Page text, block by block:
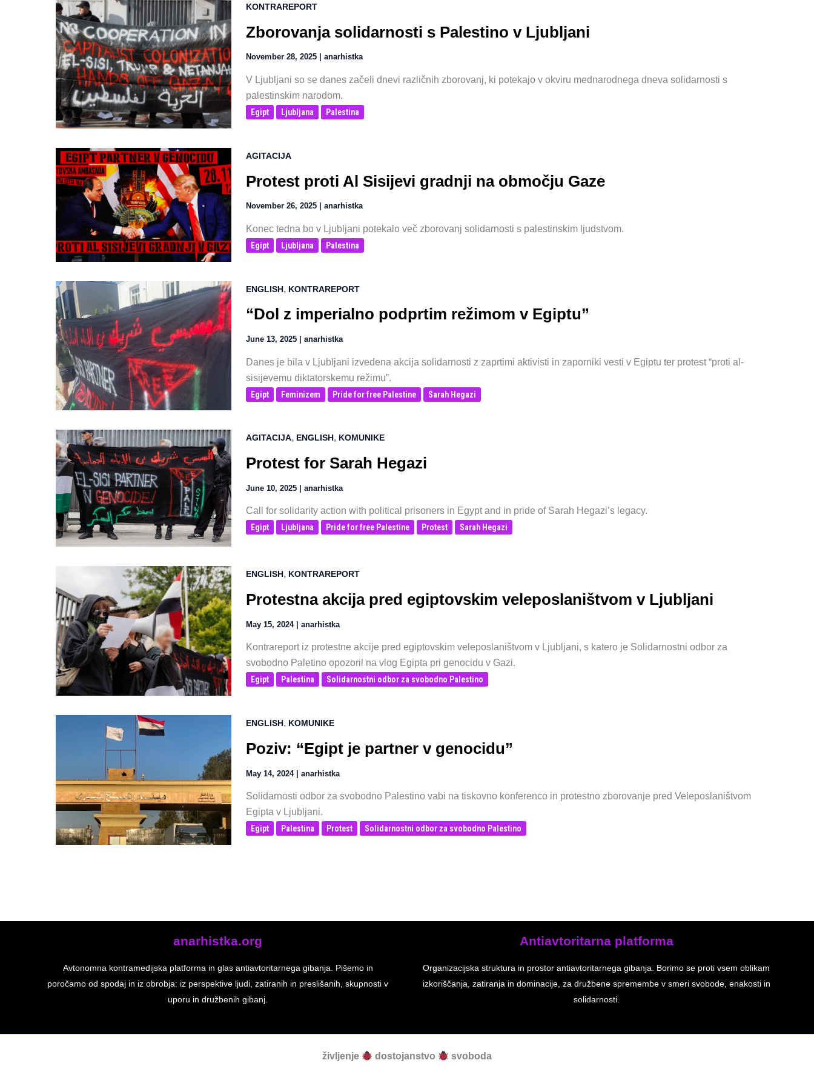
KONTRAREPORT
Zborovanja solidarnosti s Palestino v Ljubljani
November 28, 2025 anarhistka
V Ljubljani so se danes začeli dnevi različnih zborovanj, ki potekajo v okviru mednarodnega dneva solidarnosti s
palestinskim narodom.
Egipt Ljubljana Palestina
AGITACIJA
Protest proti Al Sisijevi gradnji na območju Gaze
November 26, 2025 anarhistka
Konec tedna bo v Ljubljani potekalo več zborovanj solidarnosti s palestinskim ljudstvom.
Egipt Ljubljana Palestina
ENGLISH, KONTRAREPORT
“Dol z imperialno podprtim režimom v Egiptu”
June 13, 2025 anarhistka
Danes je bila v Ljubljani izvedena akcija solidarnosti z zaprtimi aktivisti in zaporniki vesti v Egiptu ter protest “proti al-
sisijevemu diktatorskemu režimu”.
Egipt Feminizem Pride for free Palestine Sarah Hegazi
AGITACIJA, ENGLISH, KOMUNIKE
Protest for Sarah Hegazi
June 10, 2025 | anarhistka
Call for solidarity action with political prisoners in Egypt and in pride of Sarah Hegazi’s legacy.
Egipt Ljubljana Pride for free Palestine Protest Sarah Hegazi
ENGLISH, KONTRAREPORT
Protestna akcija pred egiptovskim veleposlaništvom v Ljubljani
May 15, 2024 anarhistka
Kontrareport iz protestne akcije pred egiptovskim veleposlaništvom v Ljubljani, s katero je Solidarnostni odbor za
svobodno Paletino opozoril na vlog Egipta pri genocidu v Gazi.
Egipt Palestina Solidarnostni odbor za svobodno Palestino
ENGLISH, KOMUNIKE
Poziv: “Egipt je partner v genocidu”
May 14, 2024 | anarhistka
Solidarnosti odbor za svobodno Palestino vabi na tiskovno konferenco in protestno zborovanje pred Veleposlaništvom
Egipta v Ljubljani.
Egipt Palestina Protest Solidarnostni odbor za svobodno Palestino
anarhistka.org
Avtonomna kontramedijska platforma in glas antiavtoritarnega gibanja. Pišemo in
poročamo od spodaj in iz obrobja: iz perspektive ljudi, zatiranih in preslišanih, skupnosti v
uporu in družbenih gibanj.
Antiavtoritarna platforma
Organizacijska struktura in prostor antiavtoritarnega gibanja. Borimo se proti vsem oblikam
izkoriščanja, zatiranja in dominacije, za družbene spremembe v smeri svobode, enakosti in
solidarnosti.
življenje dostojanstvo svoboda